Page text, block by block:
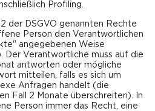
Profiling.
der DSGVO genannten Rechte
Person den Verantwortlichen
angegebenen Weise
Der Verantwortliche muss auf die
antworten oder mögliche
mitteilen, falls es sich um
Anfragen handelt (die
Fall 2 Monate überschreiten). In
Person immer das Recht, eine